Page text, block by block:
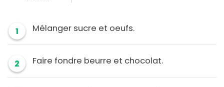
1 Mélanger sucre et oeufs.
2 Faire fondre beurre et chocolat.